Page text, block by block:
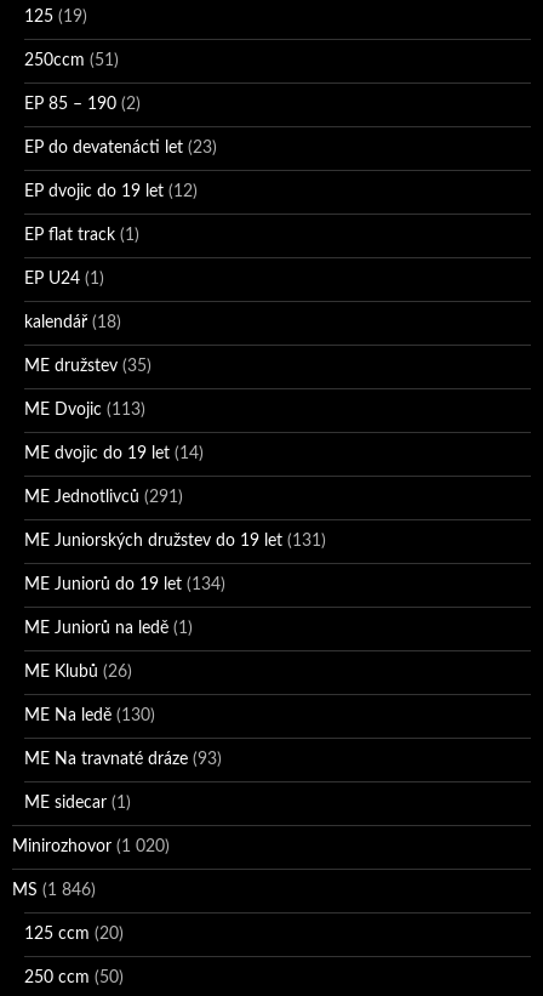
125 (19)
250ccm (51)
EP 85 – 190 (2)
EP do devatenácti let (23)
EP dvojic do 19 let (12)
EP flat track (1)
EP U24 (1)
kalendář (18)
ME družstev (35)
ME Dvojic (113)
ME dvojic do 19 let (14)
ME Jednotlivců (291)
ME Juniorských družstev do 19 let (131)
ME Juniorů do 19 let (134)
ME Juniorů na ledě (1)
ME Klubů (26)
ME Na ledě (130)
ME Na travnaté dráze (93)
ME sidecar (1)
Minirozhovor (1 020)
MS (1 846)
125 ccm (20)
250 ccm (50)